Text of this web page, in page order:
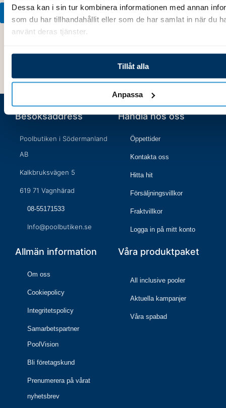
Dessa kan i sin tur kombinera informationen med annan
som du har tillhandahållit eller som de har samlat in när du
använt deras tjänster.
Tillåt alla
Anpassa
Lägg till i varukorg
Besöksaddress
Poolbutiken i Södermanland
AB
Kalkbruksvägen 5
619 71 Vagnhärad
08-55171533
Info@poolbutiken.se
Handla hos oss
Öppettider
Kontakta oss
Hitta hit
Försäljningsvillkor
Fraktvillkor
Logga in på mitt konto
Allmän information
Om oss
Cookiepolicy
Integritetspolicy
Samarbetspartner
PoolVision
Bli företagskund
Prenumerera på vårat
nyhetsbrev
Våra produktpaket
All inclusive pooler
Aktuella kampanjer
Våra spabad